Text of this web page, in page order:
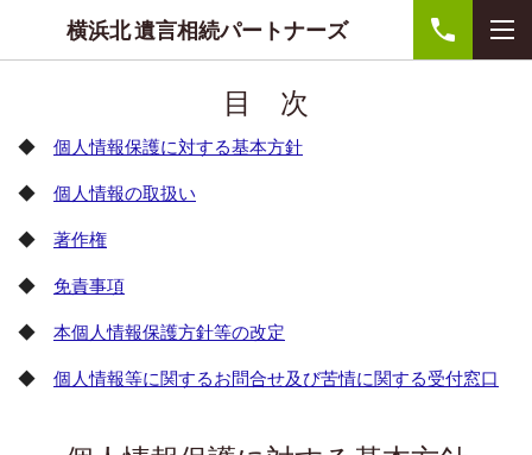
横浜北 遺言相続パートナーズ
目 次
◆ 個人情報保護に対する基本方針
◆ 個人情報の取扱い
◆ 著作権
◆ 免責事項
◆ 本個人情報保護方針等の改定
◆ 個人情報等に関するお問合せ及び苦情に関する受付窓口